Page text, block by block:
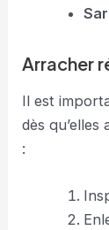
Arracher
Il est
dès
: